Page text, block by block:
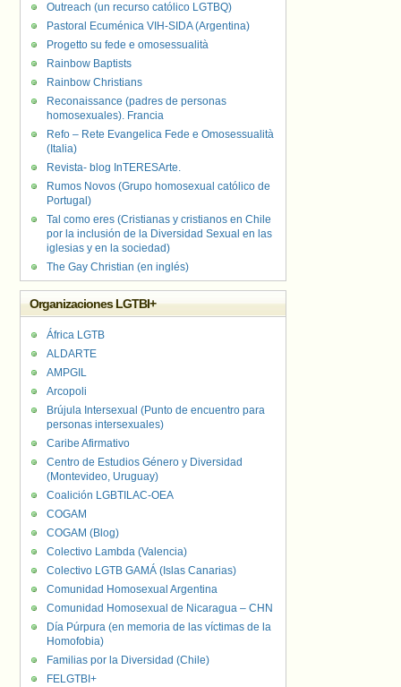
Outreach (un recurso católico LGTBQ)
Pastoral Ecuménica VIH-SIDA (Argentina)
Progetto su fede e omosessualità
Rainbow Baptists
Rainbow Christians
Reconaissance (padres de personas
homosexuales). Francia
Refo – Rete Evangelica Fede e Omosessualità
(Italia)
Revista- blog InTERESArte.
Rumos Novos (Grupo homosexual católico de
Portugal)
Tal como eres (Cristianas y cristianos en Chile
por la inclusión de la Diversidad Sexual en las
iglesias y en la sociedad)
The Gay Christian (en inglés)
Organizaciones LGTBI+
África LGTB
ALDARTE
AMPGIL
Arcopoli
Brújula Intersexual (Punto de encuentro para
personas intersexuales)
Caribe Afirmativo
Centro de Estudios Género y Diversidad
(Montevideo, Uruguay)
Coalición LGBTILAC-OEA
COGAM
COGAM (Blog)
Colectivo Lambda (Valencia)
Colectivo LGTB GAMÁ (Islas Canarias)
Comunidad Homosexual Argentina
Comunidad Homosexual de Nicaragua – CHN
Día Púrpura (en memoria de las víctimas de la
Homofobia)
Familias por la Diversidad (Chile)
FELGTBI+